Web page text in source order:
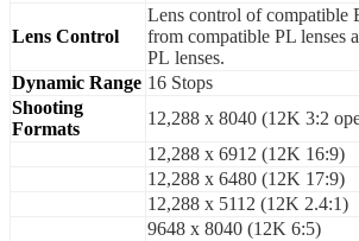
Lens Control
Lens control of compatible
from compatible PL lenses
PL lenses.
Dynamic Range 16 Stops
Shooting
Formats
12,288 x 8040 (12K 3:2
12,288 x 6912 (12K 16:9)
12,288 x 6480 (12K 17:9)
12,288 x 5112 (12K 2.4:1)
9648 x 8040 (12K 6:5)